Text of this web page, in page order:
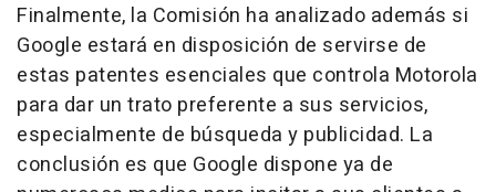
Finalmente, la Comisión ha analizado además si
Google estará en disposición de servirse de
estas patentes esenciales que controla Motorola
para dar un trato preferente a sus servicios,
especialmente de búsqueda y publicidad. La
conclusión es que Google dispone ya de